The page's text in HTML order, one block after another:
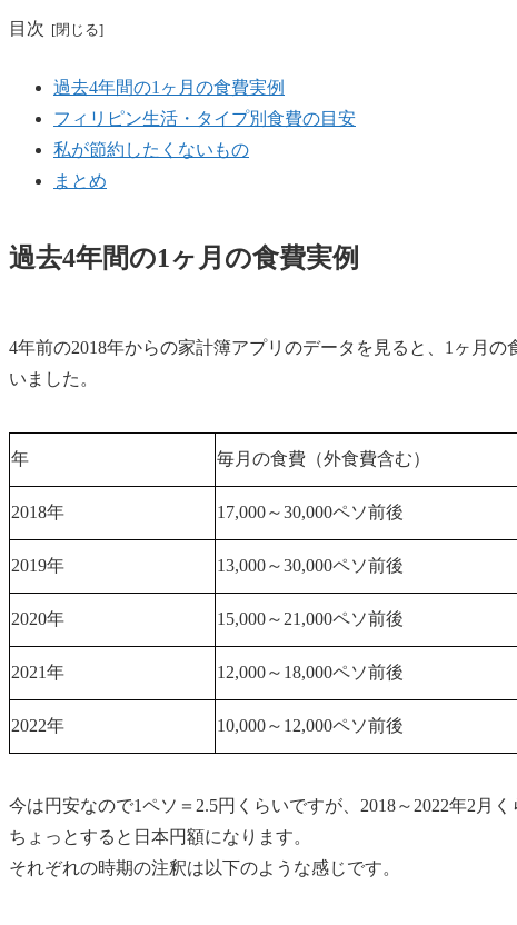
目次
過去4年間の1ヶ月の食費実例
フィリピン生活・タイプ別食費の目安
私が節約したくないもの
まとめ
過去4年間の1ヶ月の食費実例
4年前の2018年からの家計簿アプリのデータを見ると、1ヶ月
いました。
年 毎月の食費（外食費含む）
2018年 17,000～30,000ペソ前後
2019年 13,000～30,000ペソ前後
2020年 15,000～21,000ペソ前後
2021年 12,000～18,000ペソ前後
2022年 10,000～12,000ペソ前後
今は円安なので1ペソ＝2.5円くらいですが、2018～2022年2月
ちょっとすると日本円額になります。
それぞれの時期の注釈は以下のような感じです。